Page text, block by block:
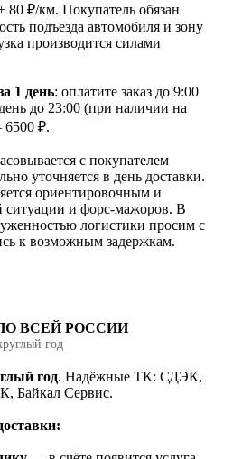
80 ₽/км. Покупатель обязан
подъезда автомобиля и зону
производится силами
1 день: оплатите заказ до 9:00
до 23:00 (при наличии на
6500 ₽.
с покупателем
уточняется в день доставки.
ориентировочным и
ситуации и форс-мажоров. В
логистики просим с
к возможным задержкам.
ВСЕЙ РОССИИ
год
год. Надёжные ТК: СДЭК,
Байкал Сервис.